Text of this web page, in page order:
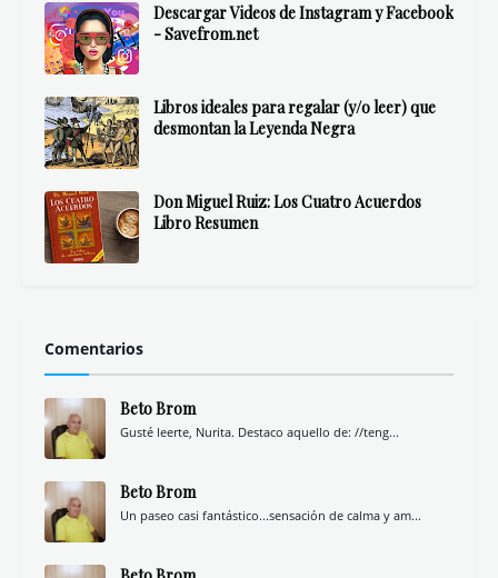
Descargar Videos de Instagram y Facebook
- Savefrom.net
Libros ideales para regalar (y/o leer) que
desmontan la Leyenda Negra
Don Miguel Ruiz: Los Cuatro Acuerdos
Libro Resumen
Comentarios
Beto Brom
Gusté leerte, Nurita. Destaco aquello de: //teng...
Beto Brom
Un paseo casi fantástico...sensación de calma y am...